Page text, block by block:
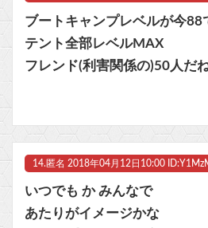
ブートキャンプレベルが今88
テント全部レベルMAX
フレンド(利害関係の)50人だ
14. 匿名 2018年04月12日10:00
いつでも か みんなで
あたりがイメージかな